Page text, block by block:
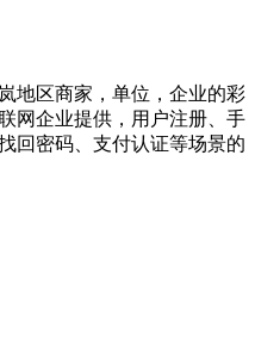
地区商家，单位，企业的彩
网企业提供，用户注册、手
回密码、支付认证等场景的